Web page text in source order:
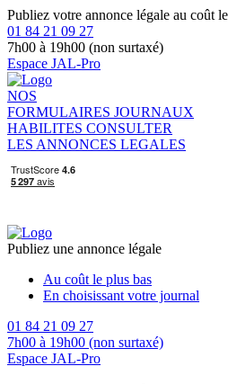
Publiez votre annonce légale au coût
01 84 21 09 27
7h00 à 19h00 (non surtaxé)
Espace JAL-Pro
NOS
FORMULAIRES JOURNAUX
HABILITES CONSULTER
LES ANNONCES LEGALES
Publiez une annonce légale
Au coût le plus bas
En choisissant votre journal
01 84 21 09 27
7h00 à 19h00 (non surtaxé)
Espace JAL-Pro